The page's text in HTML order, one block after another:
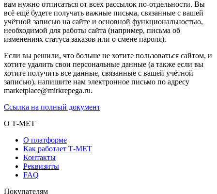
вам нужно отписаться от всех рассылок по-отдельности. Вы
всё ещё будете получать важные письма, связанные с вашей
учётной записью на сайте и основной функциональностью,
необходимой для работы сайта (например, письма об
изменениях статуса заказов или о смене пароля).
Если вы решили, что больше не хотите пользоваться сайтом, и
хотите удалить свои персональные данные (а также если вы
хотите получить все данные, связанные с вашей учётной
записью), напишите нам электронное письмо по адресу
marketplace@mirkrepega.ru.
Ссылка на полный документ
О Т-МЕТ
О платформе
Как работает Т-МЕТ
Контакты
Реквизиты
FAQ
Покупателям